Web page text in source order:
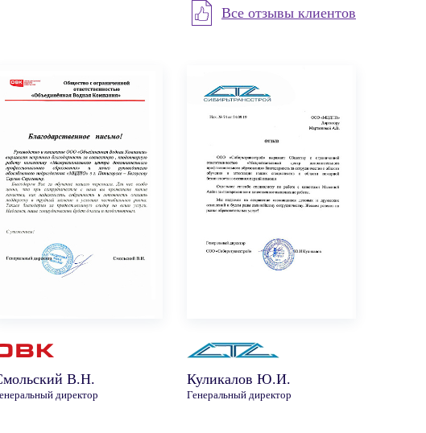
Все отзывы клиентов
В.Н.
директор
Куликалов Ю.И.
Генеральный директор